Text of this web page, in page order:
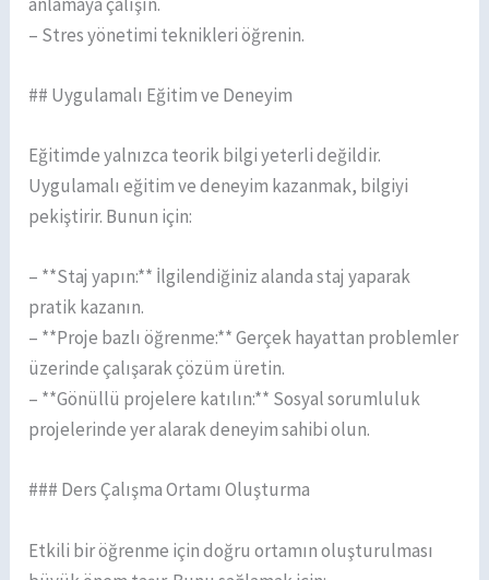
– Stres yönetimi teknikleri öğrenin.
## Uygulamalı Eğitim ve Deneyim
Eğitimde yalnızca teorik bilgi yeterli değildir.
Uygulamalı eğitim ve deneyim kazanmak, bilgiyi
pekiştirir. Bunun için:
– **Staj yapın:** İlgilendiğiniz alanda staj yaparak
pratik kazanın.
– **Proje bazlı öğrenme:** Gerçek hayattan problemler
üzerinde çalışarak çözüm üretin.
– **Gönüllü projelere katılın:** Sosyal sorumluluk
projelerinde yer alarak deneyim sahibi olun.
### Ders Çalışma Ortamı Oluşturma
Etkili bir öğrenme için doğru ortamın oluşturulması